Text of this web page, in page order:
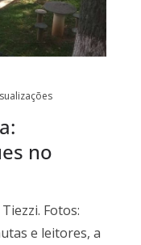
no
Fotos:
e leitores, a